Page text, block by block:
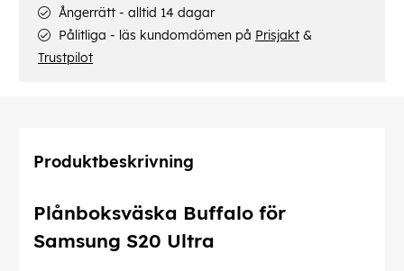
Ångerrätt - alltid 14 dagar
Pålitliga - läs kundomdömen på Prisjakt &
Trustpilot
Produktbeskrivning
Plånboksväska Buffalo för
Samsung S20 Ultra